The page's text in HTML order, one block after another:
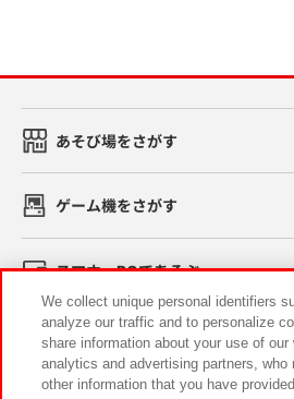
あそび場をさがす
ゲーム機をさがす
スマホ・PCであそぶ
イベント・キャンペーン
We collect unique personal identifiers
analyze our traffic and to personalize
share information about your use of our
analytics and advertising partners,
other information that you have